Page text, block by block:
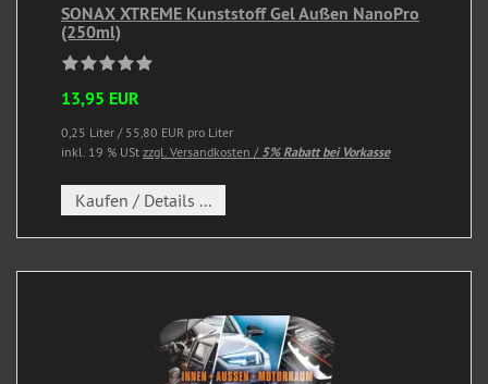
SONAX XTREME Kunststoff Gel Außen NanoPro
(250ml)
13,95 EUR
0,25 Liter / 55,80 EUR pro Liter
inkl. 19 % USt zzgl. Versandkosten / 5% Rabatt bei Vorkasse
Kaufen / Details ...